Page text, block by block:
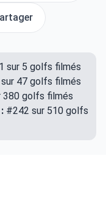
sur 5 golfs filmés
47 golfs filmés
380 golfs filmés
#242 sur 510 golfs